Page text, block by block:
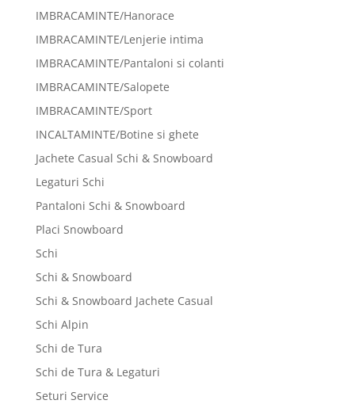
IMBRACAMINTE/Hanorace
IMBRACAMINTE/Lenjerie intima
IMBRACAMINTE/Pantaloni si colanti
IMBRACAMINTE/Salopete
IMBRACAMINTE/Sport
INCALTAMINTE/Botine si ghete
Jachete Casual Schi & Snowboard
Legaturi Schi
Pantaloni Schi & Snowboard
Placi Snowboard
Schi
Schi & Snowboard
Schi & Snowboard Jachete Casual
Schi Alpin
Schi de Tura
Schi de Tura & Legaturi
Seturi Service